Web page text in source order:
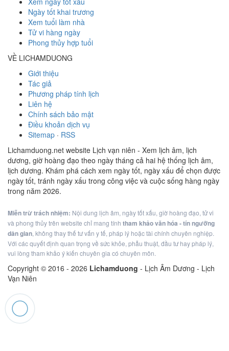
Ngày tốt khai trương
Xem tuổi làm nhà
Tử vi hàng ngày
Phong thủy hợp tuổi
VỀ LICHAMDUONG
Giới thiệu
Tác giả
Phương pháp tính lịch
Liên hệ
Chính sách bảo mật
Điều khoản dịch vụ
Sitemap · RSS
Lichamduong.net website Lịch vạn niên - Xem lịch âm, lịch
dương, giờ hoàng đạo theo ngày tháng cả hai hệ thống lịch âm,
lịch dương. Khám phá cách xem ngày tốt, ngày xấu để chọn được
ngày tốt, tránh ngày xấu trong công việc và cuộc sống hàng ngày
trong năm 2026.
Miễn trừ trách nhiệm: Nội dung lịch âm, ngày tốt xấu, giờ hoàng đạo, tử vi
và phong thủy trên website chỉ mang tính tham khảo văn hóa - tín ngưỡng
dân gian, không thay thế tư vấn y tế, pháp lý hoặc tài chính chuyên nghiệp.
Với các quyết định quan trọng về sức khỏe, phẫu thuật, đầu tư hay pháp lý,
vui lòng tham khảo ý kiến chuyên gia có chuyên môn.
Copyright © 2016 - 2026 Lichamduong - Lịch Âm Dương - Lịch
Vạn Niên